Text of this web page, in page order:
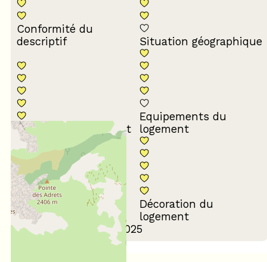
Conformité du
descriptif
Situation géographique
Propreté du logement
Equipements du
logement
Confort de la literie
Décoration du
logement
Avis écrit le 28/07/2025